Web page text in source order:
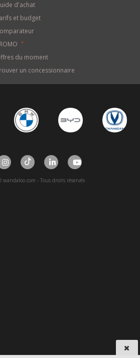
d'achat
et budget
*
du moment
un concessionnaire
- Tous droits réservés